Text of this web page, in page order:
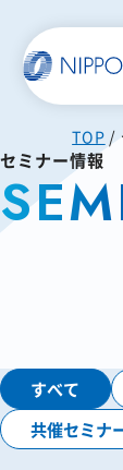
一覧で詳細を
TOP
セミナー情報
すべて
共催セミナ